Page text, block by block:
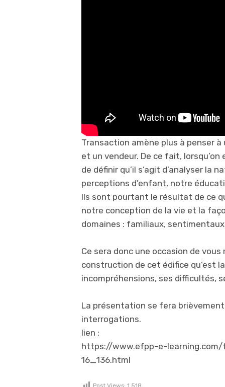
Transaction amène plus à penser
et un vendeur. De ce fait,
de définir qu’il s’agit d’analyser la
perceptions d’enfant, notre
Ils sont pourtant le résultat de ce
notre conception de la vie et la
domaines : familiaux,
Ce sera donc une occasion de
construction de cet édifice qu’est
incompréhensions, ses difficultés,
La présentation se fera
interrogations.
lien :
https://www.efpp-e-
16_136.html
Post Views: 1 518